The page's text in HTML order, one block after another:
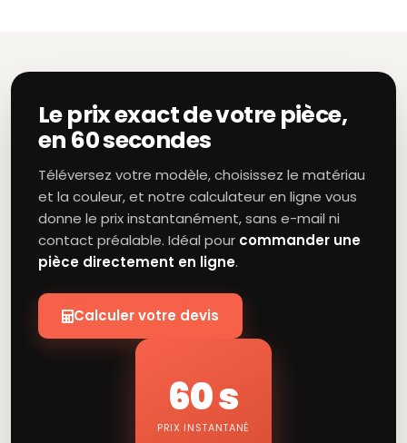
Le prix exact de votre pièce,
en 60 secondes
Téléversez votre modèle, choisissez le matériau
et la couleur, et notre calculateur en ligne vous
donne le prix instantanément, sans e-mail ni
contact préalable. Idéal pour commander une
pièce directement en ligne.
Calculer votre devis
60 s
PRIX INSTANTANÉ